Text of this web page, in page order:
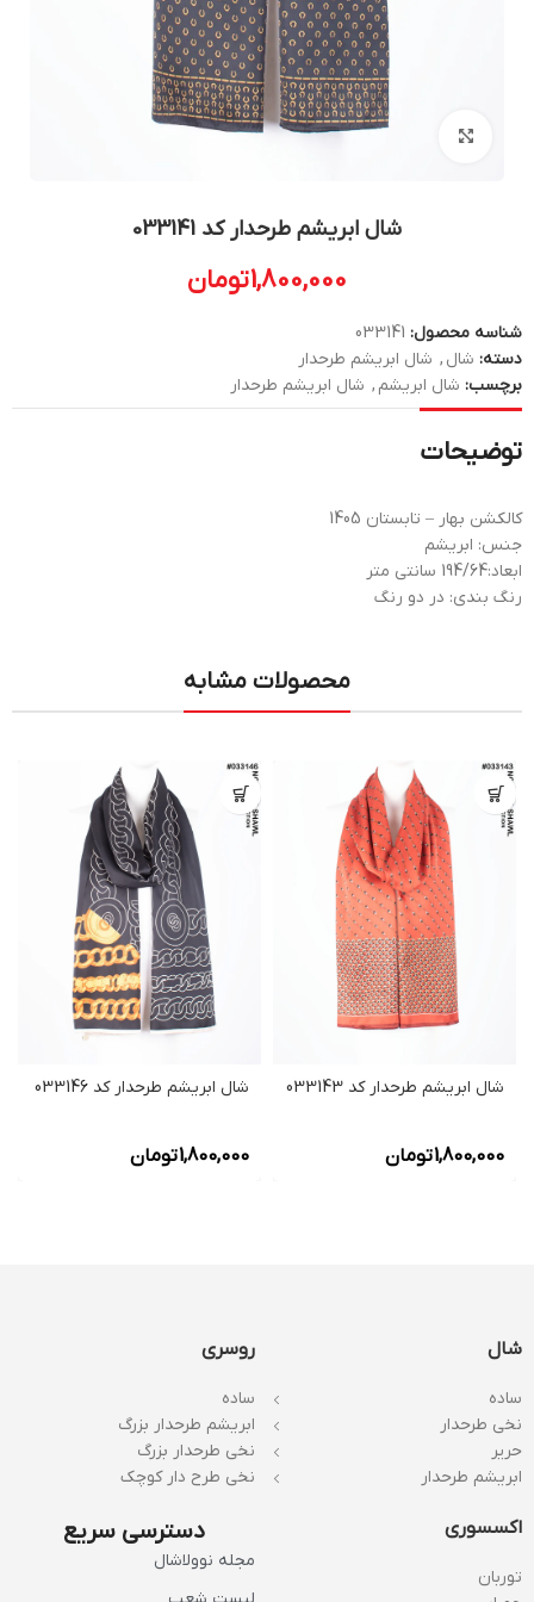
بزرگنمایی تصویر
شال ابریشم طرحدار کد 033141
1,800,000تومان
شناسه محصول: 033141
دسته: شال , شال ابریشم طرحدار
برچسب: شال ابریشم , شال ابریشم طرحدار
توضیحات
کالکشن بهار – تابستان 1405
جنس: ابریشم
ابعاد:194/64 سانتی متر
رنگ بندی: در دو رنگ
محصولات مشابه
شال ابریشم طرحدار کد 033143
1,800,000تومان
شال ابریشم طرحدار کد 033146
1,800,000تومان
شال
ساده
نخی طرحدار
حریر
ابریشم طرحدار
روسری
ساده
ابریشم طرحدار بزرگ
نخی طرحدار بزرگ
نخی طرح دار کوچک
اکسسوری
توربان
دسترسی سریع
مجله نوولاشال